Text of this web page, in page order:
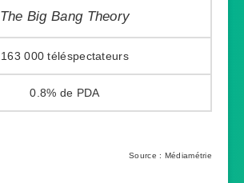
The Big Bang Theory
163 000
0.8%
Source : Médiamétrie